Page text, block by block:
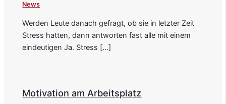
News
Werden Leute danach gefragt, ob sie in letzter Zeit
Stress hatten, dann antworten fast alle mit einem
eindeutigen Ja. Stress […]
Motivation am Arbeitsplatz